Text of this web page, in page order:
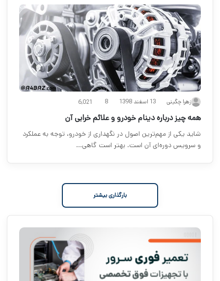
زهرا چگینی 13 اسفند 1398 8
همه چیز درباره دینام خودرو و علائم خرابی آن
شاید یکی از مهم‌ترین اصول در نگهداری از خودرو، توجه به عملکرد
و سرویس دوره‌ای آن است. بهتر است گاهی…
بارگذاری بیشتر